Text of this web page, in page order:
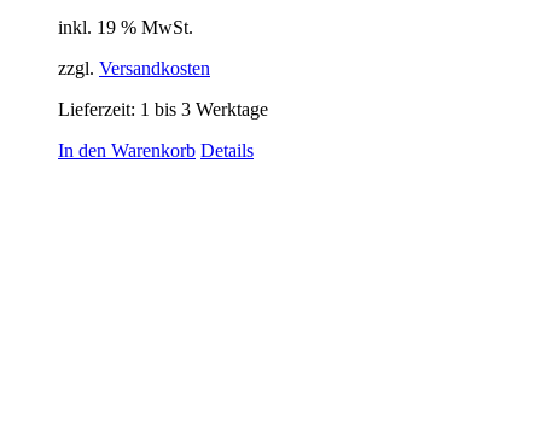
inkl. 19 % MwSt.
zzgl. Versandkosten
Lieferzeit: 1 bis 3 Werktage
In den Warenkorb Details